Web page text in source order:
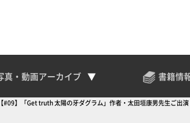
真・動画アーカイブ 書籍情
【#09】「Get truth 太陽の牙ダグラム」作者・太田垣康男先生ご出